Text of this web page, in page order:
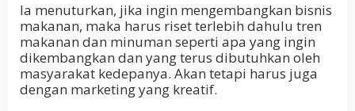
Ia menuturkan, jika ingin mengembangkan bisnis
makanan, maka harus riset terlebih dahulu tren
makanan dan minuman seperti apa yang ingin
dikembangkan dan yang terus dibutuhkan oleh
masyarakat kedepanya. Akan tetapi harus juga
dengan marketing yang kreatif.